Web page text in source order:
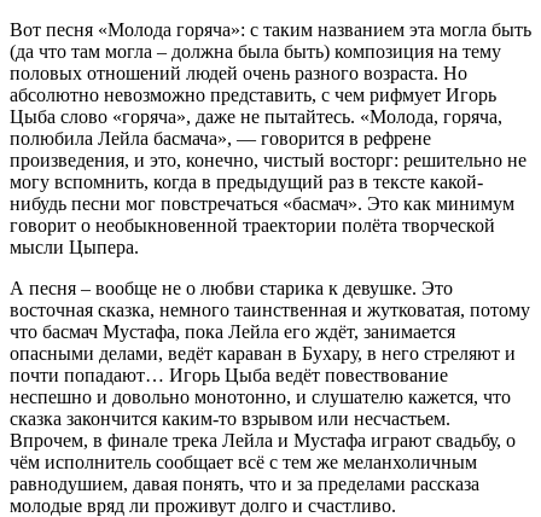
Вот песня «Молода горяча»: с таким названием эта могла быть
(да что там могла – должна была быть) композиция на тему
половых отношений людей очень разного возраста. Но
абсолютно невозможно представить, с чем рифмует Игорь
Цыба слово «горяча», даже не пытайтесь. «Молода, горяча,
полюбила Лейла басмача», — говорится в рефрене
произведения, и это, конечно, чистый восторг: решительно не
могу вспомнить, когда в предыдущий раз в тексте какой-
нибудь песни мог повстречаться «басмач». Это как минимум
говорит о необыкновенной траектории полёта творческой
мысли Цыпера.
А песня – вообще не о любви старика к девушке. Это
восточная сказка, немного таинственная и жутковатая, потому
что басмач Мустафа, пока Лейла его ждёт, занимается
опасными делами, ведёт караван в Бухару, в него стреляют и
почти попадают… Игорь Цыба ведёт повествование
неспешно и довольно монотонно, и слушателю кажется, что
сказка закончится каким-то взрывом или несчастьем.
Впрочем, в финале трека Лейла и Мустафа играют свадьбу, о
чём исполнитель сообщает всё с тем же меланхоличным
равнодушием, давая понять, что и за пределами рассказа
молодые вряд ли проживут долго и счастливо.